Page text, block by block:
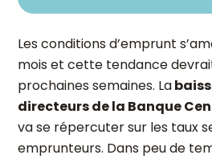
Les conditions d’emprunt
mois et cette tendance
prochaines semaines. La
directeurs de la Banque
va se répercuter sur les taux
emprunteurs. Dans peu de